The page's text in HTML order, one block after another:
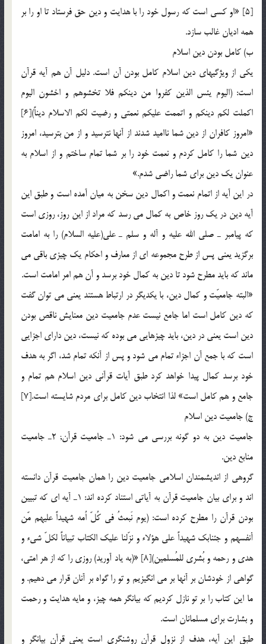
[5] «او كسي است كه رسول خود را با هدايت و دين حق فرستاد تا او را بر
همه اديان غالب سازد.
ب) كامل بودن دين اسلام
يكي از ويژگيهاي دين اسلام كامل بودن آن است. دليل آن هم آيه قرآن
است: (اليوم يئس الذين كفروا من دينكم فلا تخشوهم و اخشون اليوم
اكملت لكم دينكم و اتممت عليكم نعمتي و رضيت لكم الاسلام ديناً)[6]
«امروز كافران از دين شما نااميد شدند از آنها نترسيد و از من بترسيد، امروز
دين شما را كامل كردم و نعمت خود را بر شما تمام ساختم و از اسلام به
عنوان يك دين براي شما راضي شدم.»
در اين آيه از اتمام نعمت و اكمال دين سخن به ميان آمده است و طبق اين
آيه دين در يك روز خاص به كمال مي رسد كه مراد از اين روز، روزي است
كه پيامبر ـ صلي الله عليه و آله و سلم ـ علي(عليه السلام) را به امامت
برگزيد يعني پس از طرح مجموعه اي از معارف و احكام يك چيزي باقي مي
ماند كه بايد مطرح شود تا دين به كمال خود برسد و آن هم امر امامت است.
«البته جامعيّت و كمال دين، با يكديگر در ارتباط هستند يعني مي توان گفت
كه دين كامل است اما جامع نيست عدم جامعيت دين معنايش ناقص بودن
دين است يعني در دين، بايد چيزهايي مي بوده كه نيست، دين داراي اجزايي
است كه با جمع آن اجزاء تمام مي شود و پس از آنكه تمام شد، اگر به هدف
خود برسد كمال پيدا خواهد كرد طبق آيات قرآني دين اسلام هم تمام و
جامع و هم كامل است» لذا انتخاب دين كامل براي مردم شايسته است.[7]
ج) جامعيت دين اسلام
جامعيت دين به دو گونه بررسي مي شود: 1ـ جامعيت قرآن; 2ـ جامعيت
منابع دين.
گروهي از انديشمندان اسلامي جامعيت دين را همان جامعيت قرآن دانسته
اند و براي بيان جامعيت قرآن به آياتي استناد كرده اند: 1ـ آيه اي كه تبيين
بودن قرآن را مطرح كرده است: (يوم نَبعثُ في كُلّ اُمه شهيداً عليهم مّن
أنفسهم و جئنابك شهيداً علي هؤلاء و نزّلنا عليك الكتاب تبياناً لكلّ شيء و
هدي و رحمه و بُشري للمُسلمين)[8] «(به ياد آوريد) روزي را كه از هر امتي،
گواهي از خودشان بر آنها بر مي انگيزيم و تو را گواه بر آنان قرار مي دهيم. و
ما اين كتاب را بر تو نازل كرديم كه بيانگر همه چيز، و مايه هدايت و رحمت
و بشارت براي مسلمانان است.
طبق اين آيه، هدف از نزول قرآن روشنگري است يعني قرآن بيانگر و